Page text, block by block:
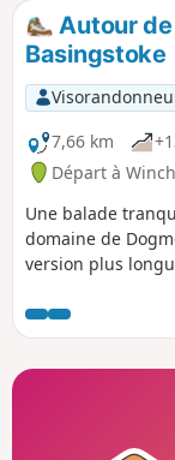
Autour
Basingstoke
7,66 km
Départ à
Une balade
domaine de
version plus